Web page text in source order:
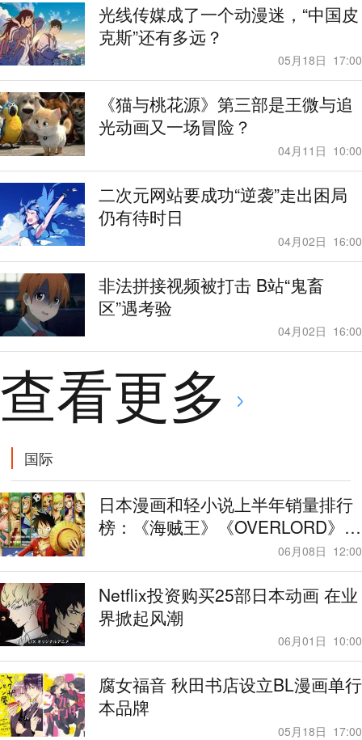
光线传媒成了一个动漫迷，“中国皮
克斯”还有多远？
05月18日 17:00
《猫与桃花源》第三部是王微与追
光动画又一场冒险？
04月11日 10:00
二次元网站要成功“逆袭”走出困局
仍有待时日
04月02日 16:00
非法拼接视频被打击 B站“鬼畜
区”遇考验
04月02日 16:00
查看更多
国际
日本漫画和轻小说上半年销量排行
榜：《海贼王》《OVERLORD》分
06月08日 12:00
Netflix投资购买25部日本动画 在业
界掀起风潮
06月01日 10:00
腐女福音 秋田书店设立BL漫画单行
本品牌
05月18日 17:00